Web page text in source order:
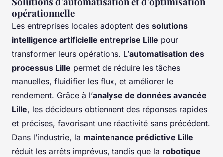
opérationnelle
Les entreprises locales adoptent des solutions
intelligence artificielle entreprise Lille pour
transformer leurs opérations. L’automatisation des
processus Lille permet de réduire les tâches
manuelles, fluidifier les flux, et améliorer le
rendement. Grâce à l’analyse de données avancée
Lille, les décideurs obtiennent des réponses rapides
et précises, favorisant une réactivité sans précédent.
Dans l’industrie, la maintenance prédictive Lille
réduit les arrêts imprévus, tandis que la robotique